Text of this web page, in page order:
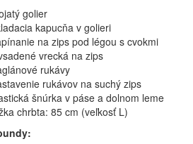
golier
kapucňa v golieri
na zips pod légou s cvokmi
vrecká na zips
rukávy
rukávov na suchý zips
šnúrka v páse a dolnom leme
chrbta: 85 cm (veľkosť L)